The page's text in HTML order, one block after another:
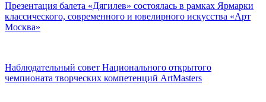
Презентация балета «Дягилев» состоялась в рамках Ярмарки
классического, современного и ювелирного искусства «Арт
Москва»
Наблюдательный совет Национального открытого
чемпионата творческих компетенций ArtMasters